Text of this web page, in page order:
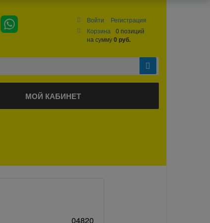
Войти
Регистрация
Корзина
0 позиций
на сумму0 руб.
МОЙ КАБИНЕТ
04820